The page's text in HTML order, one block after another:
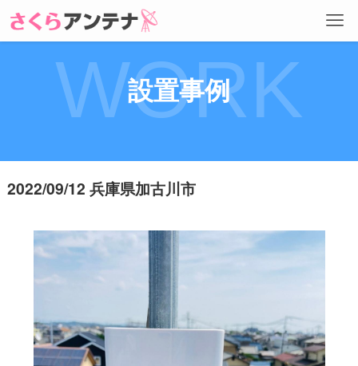
設置事例
WORK
2022/09/12 兵庫県加古川市